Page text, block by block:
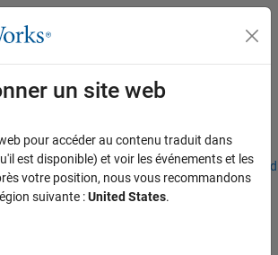
opportunités Adresses de nos bureaux
l'affichage du menu
un site web
pour accéder au contenu traduit dans
est disponible) et voir les événements et les
votre position, nous vous recommandons
suivante :United States.